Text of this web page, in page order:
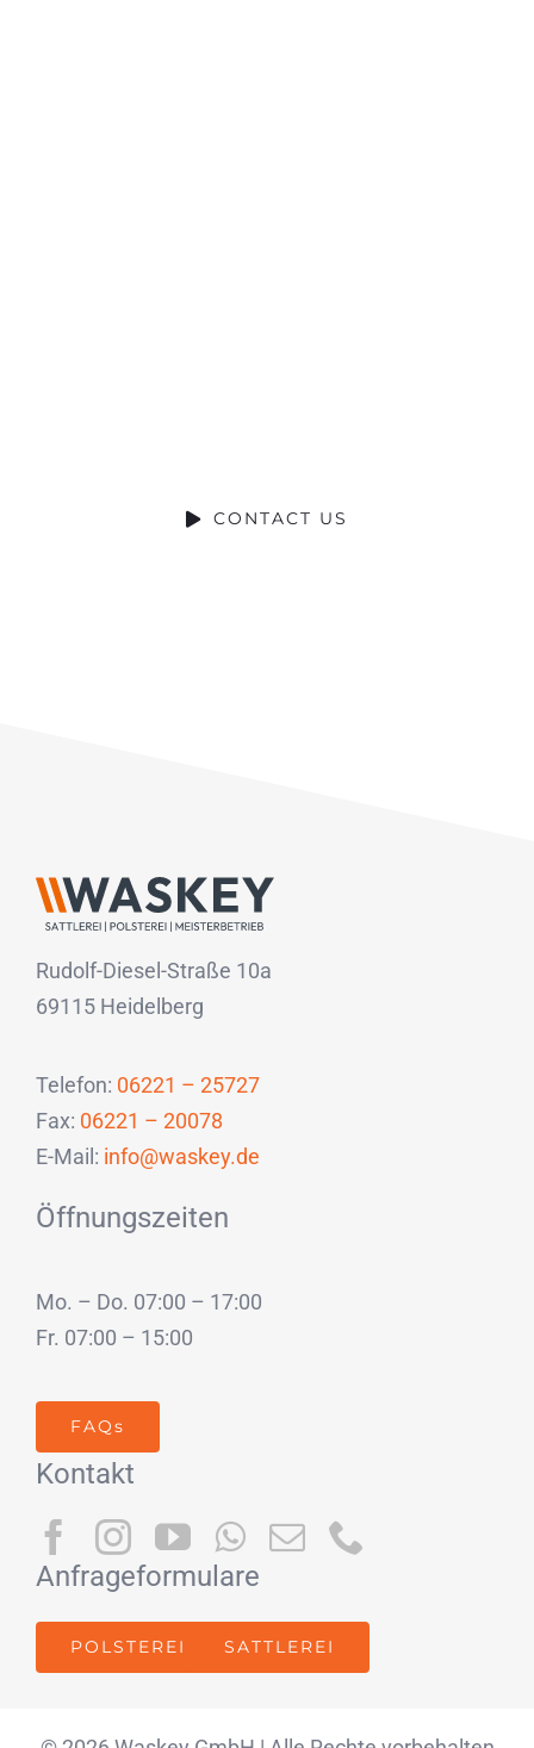
CONTACT US
Rudolf-Diesel-Straße 10a
69115 Heidelberg
Telefon: 06221 – 25727
Fax: 06221 – 20078
E-Mail: info@waskey.de
Öffnungszeiten
Mo. – Do. 07:00 – 17:00
Fr. 07:00 – 15:00
FAQs
Kontakt
Anfrageformulare
POLSTEREI SATTLEREI